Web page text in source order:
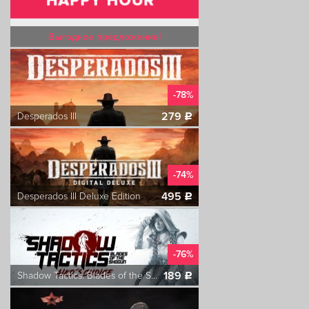
Выгодное предложение!
-78%
Desperados III
279 c
-74%
Desperados III Deluxe Edition
495c
-76%
Shadow Tactics: Blades of the Shogun - Aiko's Choice 189c